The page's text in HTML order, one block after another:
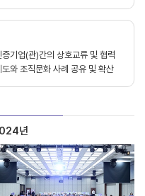
기업(관)간의 상호교류 및 협력
와 조직문화 사례 공유 및 확산
년